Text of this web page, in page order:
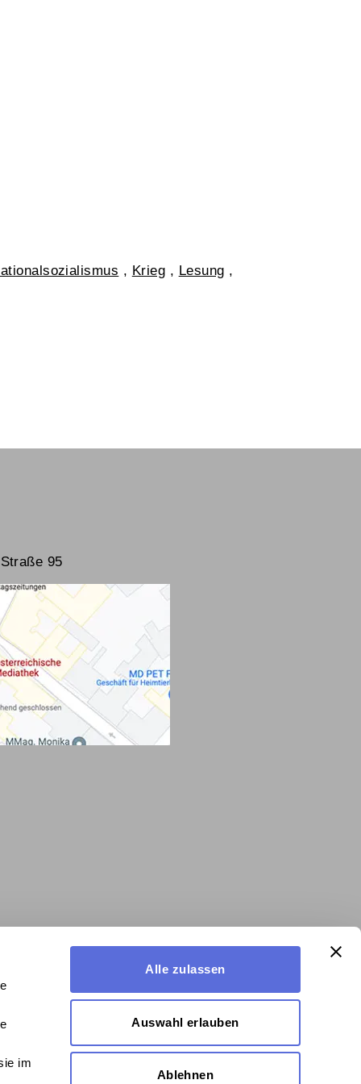
im
Alle zulassen
Auswahl erlauben
Ablehnen
, Krieg , Lesung ,
95